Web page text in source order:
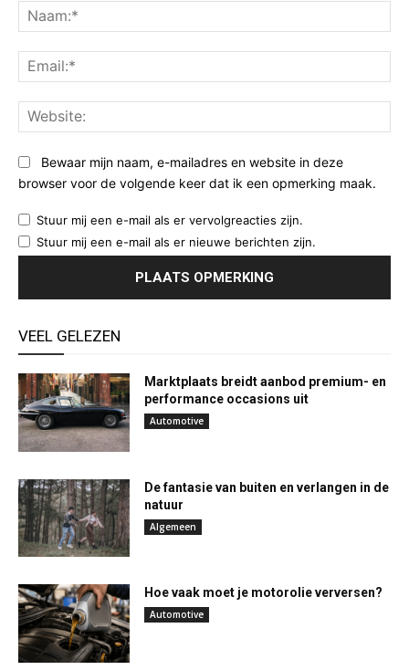
Bewaar mijn naam, e-mailadres en website in deze
browser voor de volgende keer dat ik een opmerking maak.
Stuur mij een e-mail als er vervolgreacties zijn.
Stuur mij een e-mail als er nieuwe berichten zijn.
VEEL GELEZEN
Marktplaats breidt aanbod premium- en
performance occasions uit
Automotive
De fantasie van buiten en verlangen in de
natuur
Algemeen
Hoe vaak moet je motorolie verversen?
Automotive